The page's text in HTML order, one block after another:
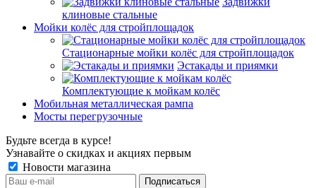
клиновые стальные
Мойки колёс для стройплощадок
Стационарные мойки колёс для стройплощадок
Эстакады и приямки
Комплектующие к мойкам колёс
Мобильная металлическая рампа
Мосты перегрузочные
Будьте всегда в курсе!
Узнавайте о скидках и акциях первым
Новости магазина